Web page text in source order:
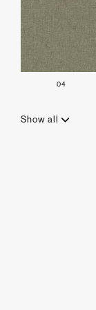
04
Show all